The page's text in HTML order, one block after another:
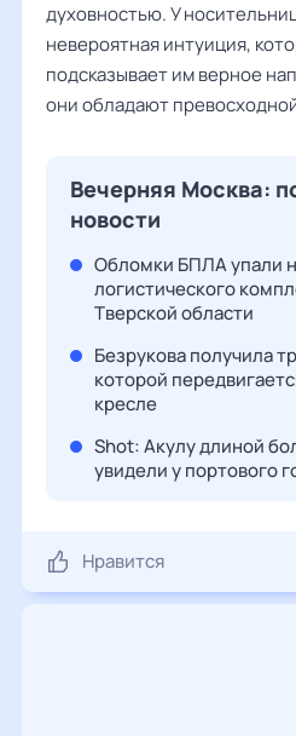
духовностью. У
невероятная интуиция,
подсказывает им верное
они обладают
Вечерняя Москва:
новости
Обломки БПЛА упали
логистического
Тверской области
Безрукова получила
которой
кресле
Shot: Акулу длиной
увидели у портового
Нравится